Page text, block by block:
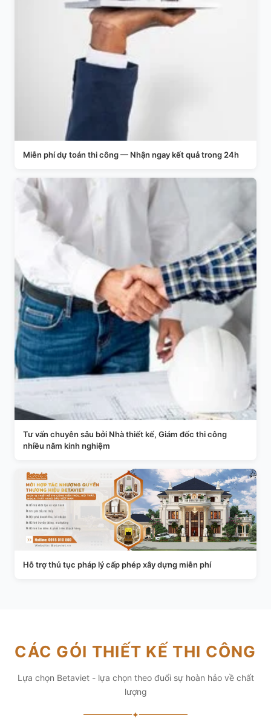
Miễn phí dự toán thi công — Nhận ngay kết quả trong 24h
Tư vấn chuyên sâu bởi Nhà thiết kế, Giám đốc thi công
nhiều năm kinh nghiệm
Hỗ trợ thủ tục pháp lý cấp phép xây dựng miễn phí
CÁC GÓI THIẾT KẾ THI CÔNG
Lựa chọn Betaviet - lựa chọn theo đuổi sự hoàn hảo về chất
lượng
✦